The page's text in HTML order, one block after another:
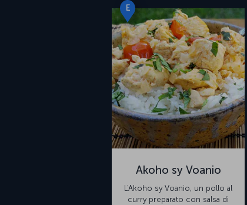
E
Akoho sy Voanio
L'Akoho sy Voanio, un pollo al
curry preparato con salsa di